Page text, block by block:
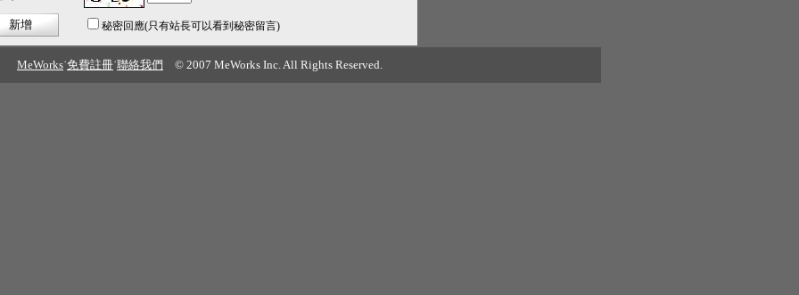
秘密回應(只有站長可以看到秘密留言)
MeWorks˙免費註冊˙聯絡我們 © 2007 MeWorks Inc. All Rights Reserved.